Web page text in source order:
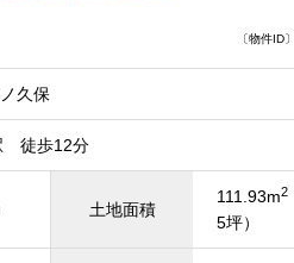
〔物件ID
久保
徒歩12分
土地面積
111.93m2
5坪）